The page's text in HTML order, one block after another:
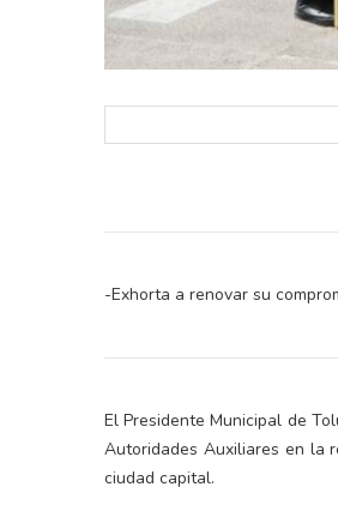
-Exhorta a renovar su
El Presidente Municipal de
Autoridades Auxiliares en la
ciudad capital.